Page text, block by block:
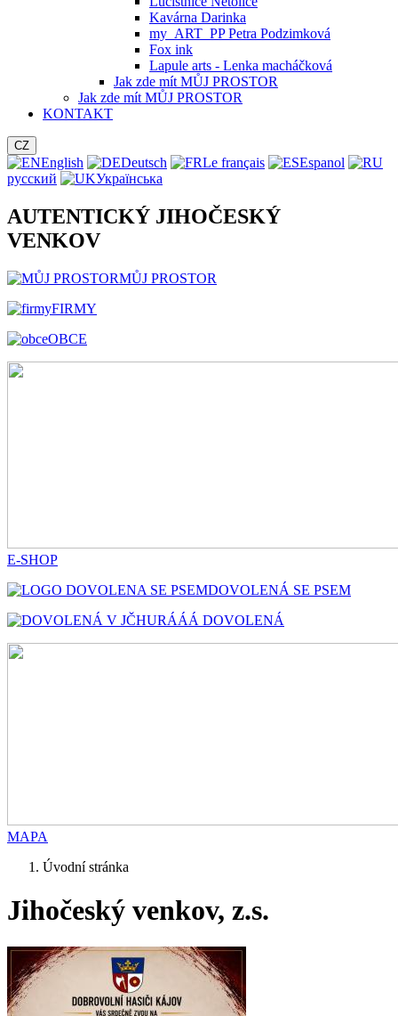
Kavárna Darinka
my_ART_PP Petra Podzimková
Fox ink
Lapule arts - Lenka macháčková
Jak zde mít MŮJ PROSTOR
Jak zde mít MŮJ PROSTOR
KONTAKT
CZ
English Deutsch Le français
Espanol
русский
Українська
AUTENTICKÝ JIHOČESKÝ
VENKOV
MŮJ PROSTOR
FIRMY
OBCE
E-SHOP
DOVOLENÁ SE PSEM
HURÁÁÁ DOVOLENÁ
MAPA
Úvodní stránka
Jihočeský venkov, z.s.